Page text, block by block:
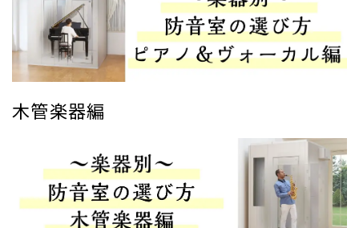
木管楽器編